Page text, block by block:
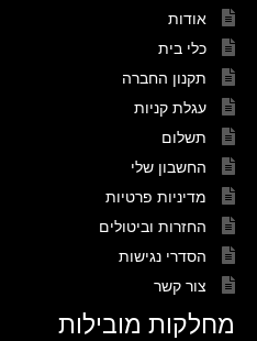
אודות
כלי בית
תקנון החברה
עגלת קניות
תשלום
החשבון שלי
מדיניות פרטיות
החזרות וביטולים
הסדרי נגישות
צור קשר
מחלקות מובילות